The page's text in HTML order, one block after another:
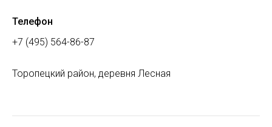
Телефон
+7 (495) 564-86-87
Торопецкий район, деревня Лесная